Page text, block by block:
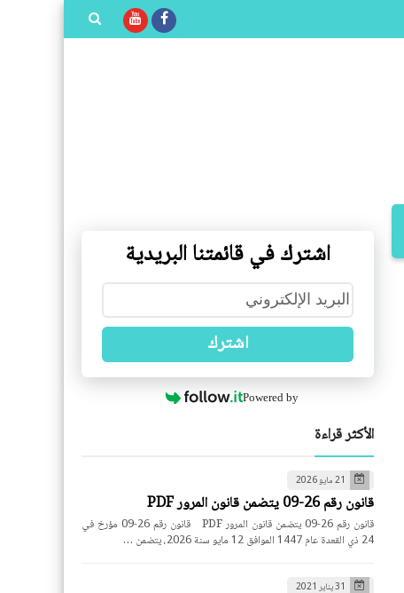
اشترك في قائمتنا البريدية
اشترك
Powered by
الأكثر قراءة
21 مايو 2026
قانون رقم 26-09 يتضمن قانون المرور PDF
قانون رقم 26-09 يتضمن قانون المرور PDF قانون رقم 26-09 مؤرخ في
24 ذي القعدة عام 1447 الموافق 12 مايو سنة 2026، يتضمن …
31 يناير 2021